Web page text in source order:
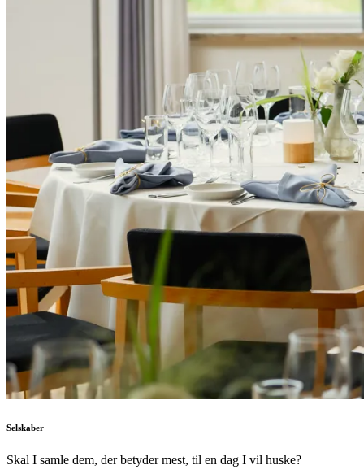
Selskaber
Skal I samle dem, der betyder mest, til en dag I vil huske?